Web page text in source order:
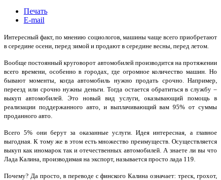
Печать
E-mail
Интересный факт, по мнению социологов, машины чаще всего приобретают
в середине осени, перед зимой и продают в середине весны, перед летом.
Вообще постоянный круговорот автомобилей производится на протяжении
всего времени, особенно в городах, где огромное количество машин. Но
бывают моменты, когда автомобиль нужно продать срочно. Например,
переезд или срочно нужны деньги. Тогда остается обратиться в службу –
выкуп автомобилей. Это новый вид услуги, оказывающий помощь в
реализации поддержанного авто, и выплачивающий вам 95% от суммы
проданного авто.
Всего 5% они берут за оказанные услуги. Идея интересная, а главное
выгодная. К тому же в этом есть множество преимуществ. Осуществляется
выкуп как иномарок так и отечественных автомобилей. А знаете ли вы что
Лада Калина, производимая на экспорт, называется просто лада 119.
Почему? Да просто, в переводе с финского Калина означает: треск, грохот,